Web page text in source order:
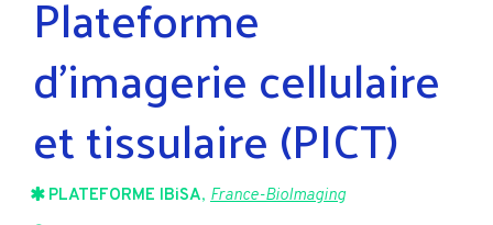
Plateforme
d'imagerie cellulaire
et tissulaire (PICT)
PLATEFORME IBiSA, France-BioImaging